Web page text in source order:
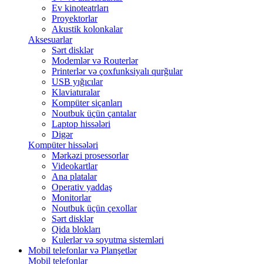
Ev kinoteatrları
Proyektorlar
Akustik kolonkalar
Aksesuarlar
Sərt disklər
Modemlər və Routerlər
Printerlər və çoxfunksiyalı qurğular
USB yığıcılar
Klaviaturalar
Kompüter siçanları
Noutbuk üçün çantalar
Laptop hissələri
Digər
Kompüter hissələri
Mərkəzi prosessorlar
Videokartlar
Ana platalar
Operativ yaddaş
Monitorlar
Noutbuk üçün çexollar
Sərt disklər
Qida blokları
Kulerlər və soyutma sistemləri
Mobil telefonlar və Planşetlər
Mobil telefonlar